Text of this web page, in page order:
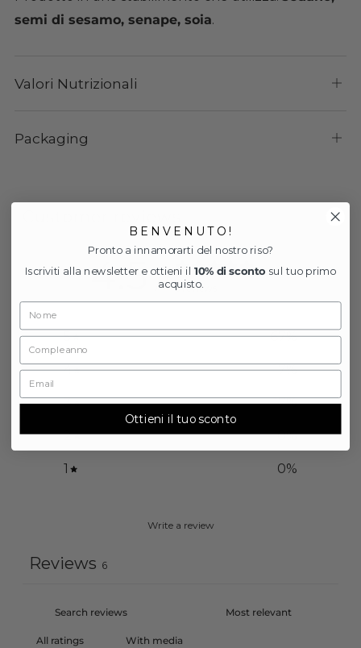
semi di sesamo, senape, soia.
Valori Nutrizionali
Apri
Packaging
Apri
4.5 / 56 reviews
5 67%
4 17%
3 17%
2 0%
1 0%
Write a review
Reviews 6
With media
B E N V E N U T O !
Pronto a innamorarti del nostro riso?
Iscriviti alla newsletter e ottieni il 10% di sconto sul tuo primo
acquisto.
Ottieni il tuo sconto